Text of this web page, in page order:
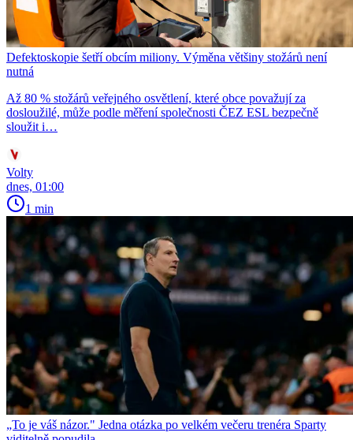
Defektoskopie šetří obcím miliony. Výměna většiny stožárů není
nutná
Až 80 % stožárů veřejného osvětlení, které obce považují za
dosloužilé, může podle měření společnosti ČEZ ESL bezpečně
sloužit i…
Volty
dnes, 01:00
1 min
„To je váš názor." Jedna otázka po velkém večeru trenéra Sparty